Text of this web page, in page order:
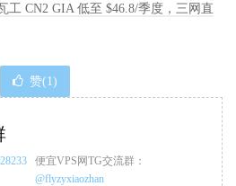
工 CN2 GIA 低至 $46.8/季度，三网直
赞(1 )
便宜VPS网TG交流群：
@flyzyxiaozhan